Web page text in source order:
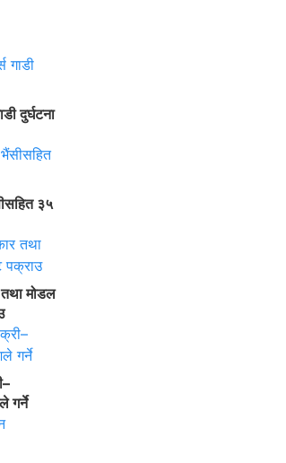
दुर्घटना
३५
मोडल
गर्ने